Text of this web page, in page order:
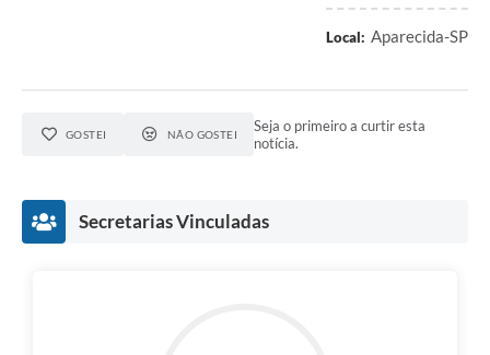
Local: Aparecida-SP
GOSTEI NÃO GOSTEI
Seja o primeiro a curtir esta
notícia.
Secretarias Vinculadas